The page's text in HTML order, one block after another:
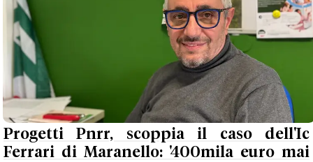
Progetti Pnrr, scoppia il caso dell'Ic
Ferrari di Maranello: '400mila euro mai